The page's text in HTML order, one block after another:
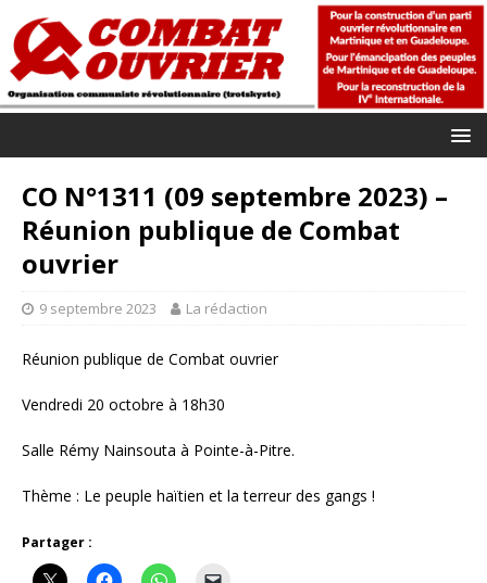
CO N°1311 (09 septembre 2023) –
Réunion publique de Combat
ouvrier
9 septembre 2023 La rédaction
Réunion publique de Combat ouvrier
Vendredi 20 octobre à 18h30
Salle Rémy Nainsouta à Pointe-à-Pitre.
Thème : Le peuple haïtien et la terreur des gangs !
Partager :